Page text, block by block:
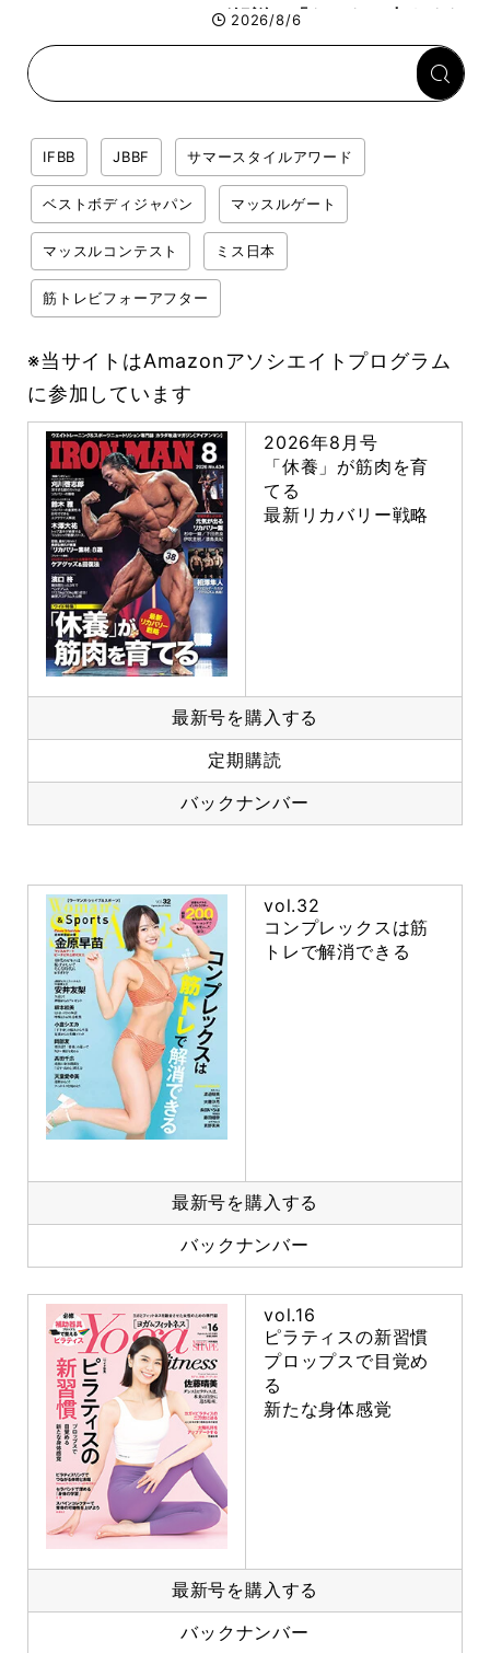
が解説！「なかなか大きくな
らない肩の鍛え方」前編
2026/8/6
IFBB JBBF サマースタイルアワード
ベストボディジャパン マッスルゲート
マッスルコンテスト ミス日本
筋トレビフォーアフター
※当サイトはAmazonアソシエイトプログラム
に参加しています
2026年8月号
「休養」が筋肉を育
てる
最新リカバリー戦略
最新号を購入する
定期購読
バックナンバー
vol.32
コンプレックスは筋
トレで解消できる
最新号を購入する
バックナンバー
vol.16
ピラティスの新習慣
プロップスで目覚め
る
新たな身体感覚
最新号を購入する
バックナンバー